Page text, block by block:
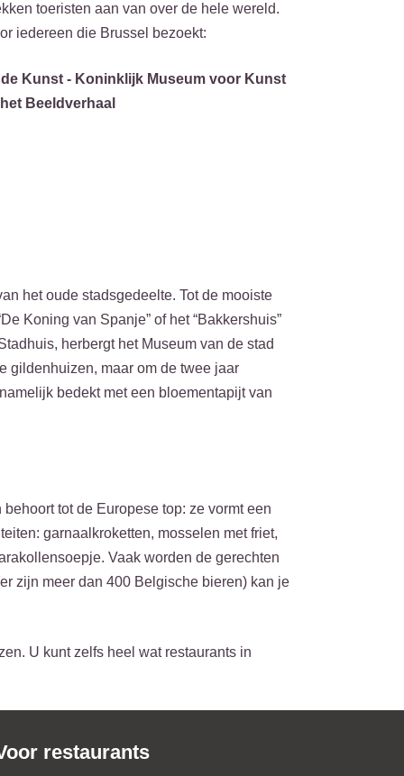
toeristen aan van over de hele wereld.
iedereen die Brussel bezoekt:
Kunst - Koninklijk Museum voor Kunst
Beeldverhaal
het oude stadsgedeelte. Tot de mooiste
Koning van Spanje” of het “Bakkershuis”
herbergt het Museum van de stad
gildenhuizen, maar om de twee jaar
bedekt met een bloementapijt van
tot de Europese top: ze vormt een
garnaalkroketten, mosselen met friet,
Vaak worden de gerechten
zijn meer dan 400 Belgische bieren) kan je
U kunt zelfs heel wat restaurants in
restaurants